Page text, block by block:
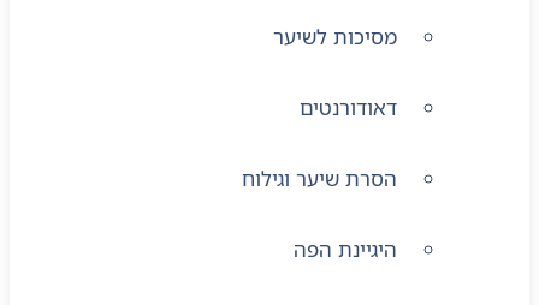
מסיכות לשיער
דאודורנטים
הסרת שיער וגילוח
היגיינת הפה